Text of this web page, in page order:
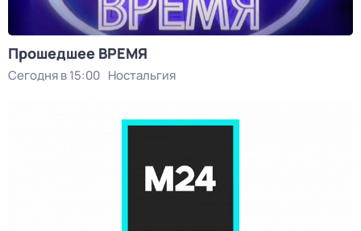
Прошедшее ВРЕМЯ
Сегодня в 15:00 Ностальгия